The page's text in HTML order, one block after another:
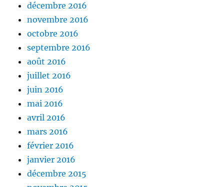
décembre 2016
novembre 2016
octobre 2016
septembre 2016
août 2016
juillet 2016
juin 2016
mai 2016
avril 2016
mars 2016
février 2016
janvier 2016
décembre 2015